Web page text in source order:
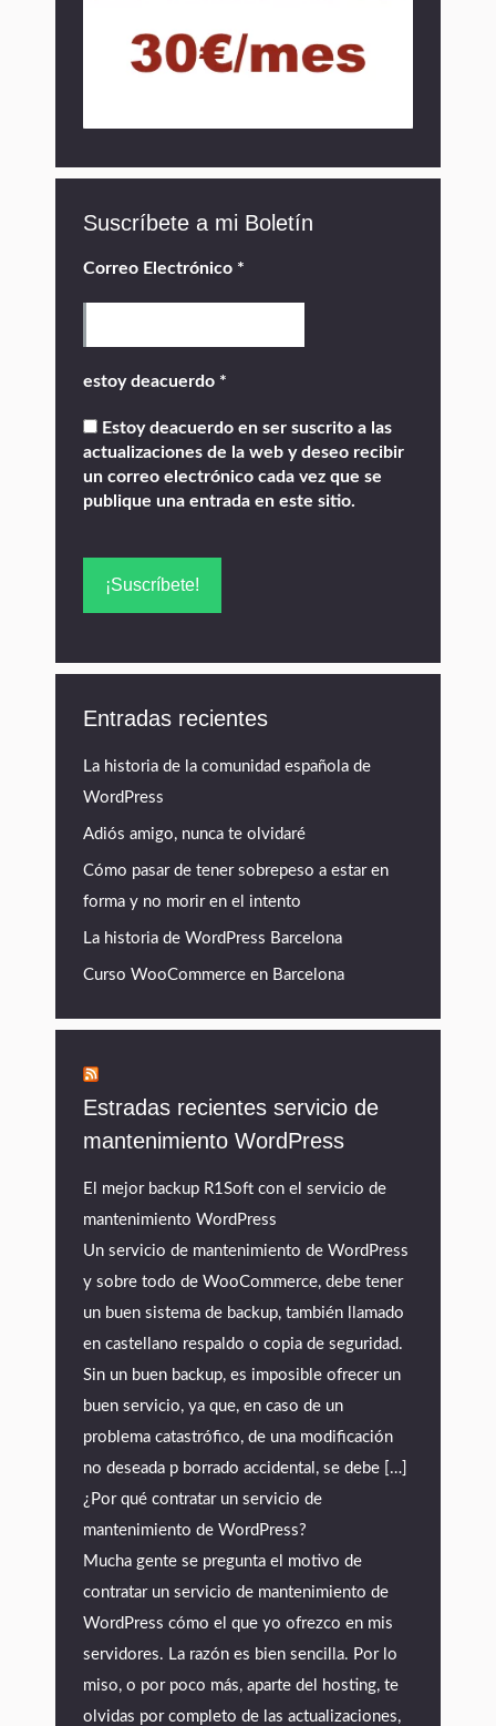
Suscríbete a mi Boletín
Correo Electrónico *
estoy deacuerdo *
Estoy deacuerdo en ser suscrito a las
actualizaciones de la web y deseo recibir
un correo electrónico cada vez que se
publique una entrada en este sitio.
Entradas recientes
La historia de la comunidad española de
WordPress
Adiós amigo, nunca te olvidaré
Cómo pasar de tener sobrepeso a estar en
forma y no morir en el intento
La historia de WordPress Barcelona
Curso WooCommerce en Barcelona
Estradas recientes servicio de
mantenimiento WordPress
El mejor backup R1Soft con el servicio de
mantenimiento WordPress
Un servicio de mantenimiento de WordPress
y sobre todo de WooCommerce, debe tener
un buen sistema de backup, también llamado
en castellano respaldo o copia de seguridad.
Sin un buen backup, es imposible ofrecer un
buen servicio, ya que, en caso de un
problema catastrófico, de una modificación
no deseada p borrado accidental, se debe […]
¿Por qué contratar un servicio de
mantenimiento de WordPress?
Mucha gente se pregunta el motivo de
contratar un servicio de mantenimiento de
WordPress cómo el que yo ofrezco en mis
servidores. La razón es bien sencilla. Por lo
miso, o por poco más, aparte del hosting, te
olvidas por completo de las actualizaciones,